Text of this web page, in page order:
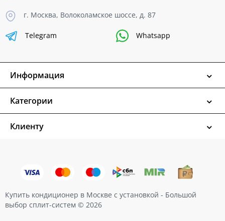
г. Москва, Волоколамское шоссе, д. 87
Telegram Whatsapp
Информация
Категории
Клиенту
Купить кондиционер в Москве с установкой - Большой
выбор сплит-систем © 2026